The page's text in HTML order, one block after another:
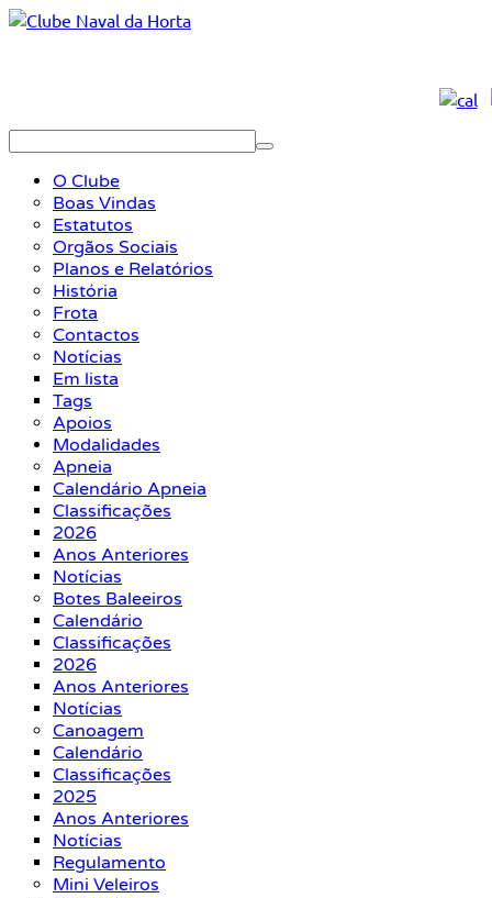
O Clube
Boas Vindas
Estatutos
Orgãos Sociais
Planos e Relatórios
História
Frota
Contactos
Notícias
Em lista
Tags
Apoios
Modalidades
Apneia
Calendário Apneia
Classificações
2026
Anos Anteriores
Notícias
Botes Baleeiros
Calendário
Classificações
2026
Anos Anteriores
Notícias
Canoagem
Calendário
Classificações
2025
Anos Anteriores
Notícias
Regulamento
Mini Veleiros